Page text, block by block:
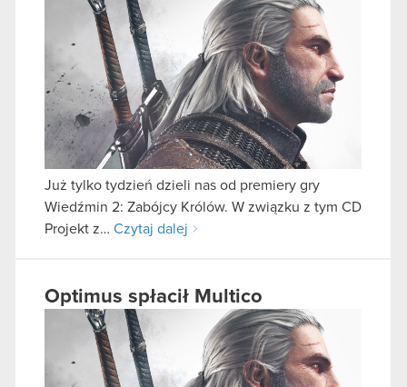
Już tylko tydzień dzieli nas od premiery gry
Wiedźmin 2: Zabójcy Królów. W związku z tym CD
Projekt z… Czytaj dalej
Optimus spłacił Multico